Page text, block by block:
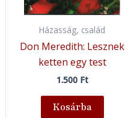
Házasság, család
Don Meredith: Lesznek
ketten egy test
1.500 Ft
Kosárba